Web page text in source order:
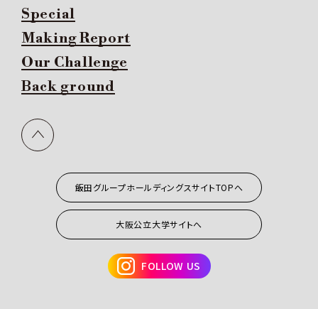
Special
Making Report
Our Challenge
Back ground
飯田グループホールディングスサイトTOPへ
大阪公立大学サイトへ
FOLLOW US